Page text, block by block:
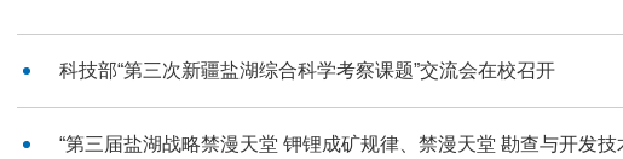
科技部“第三次新疆盐湖综合科学考察课题”交流会在校召开
“第三届盐湖战略禁漫天堂 钾锂成矿规律、禁漫天堂 勘查与开发